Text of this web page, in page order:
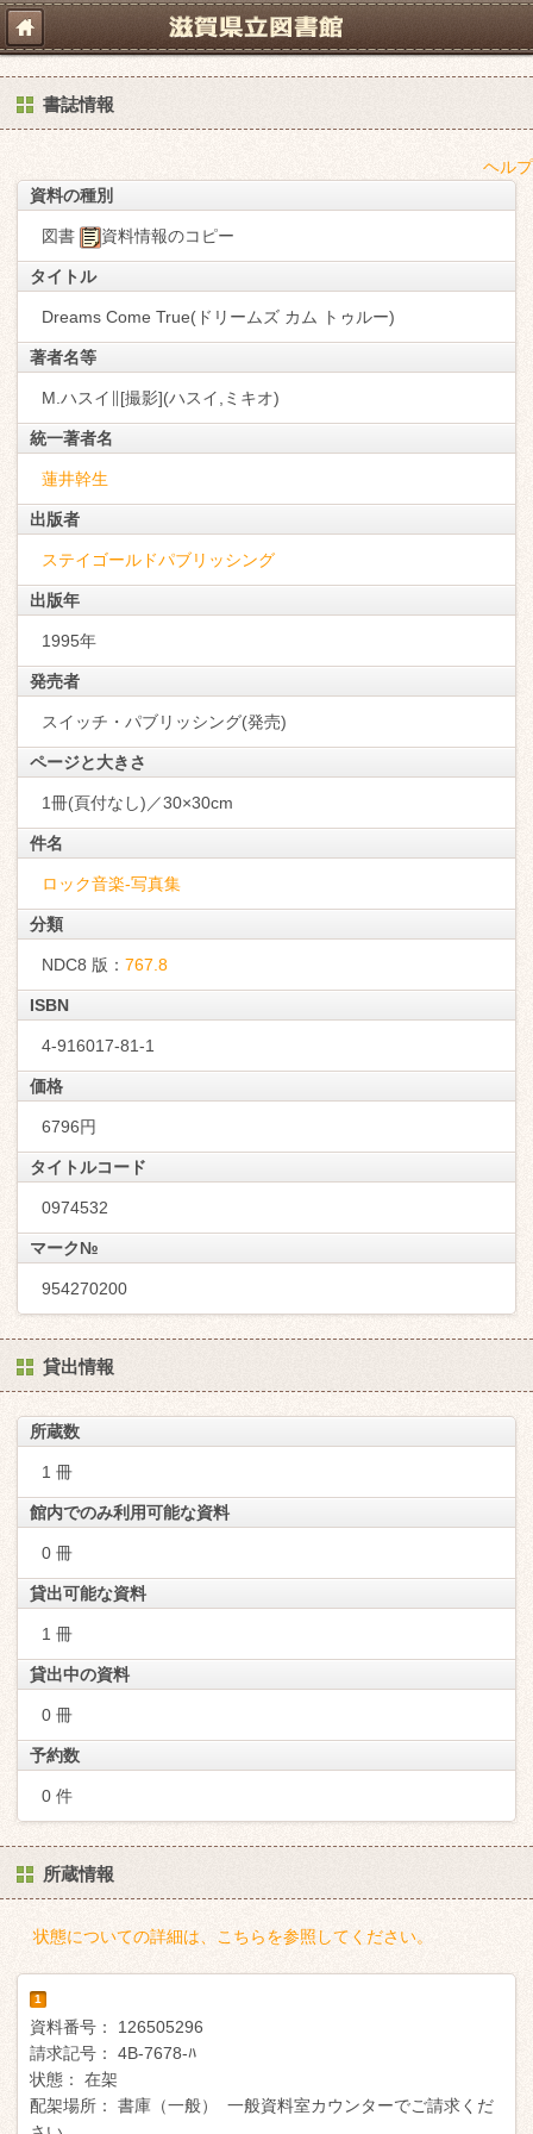
書誌情報
ヘルプ
資料の種別
図書 資料情報のコピー
タイトル
Dreams Come True(ドリームズ カム トゥルー)
著者名等
M.ハスイ∥[撮影](ハスイ,ミキオ)
統一著者名
蓮井幹生
出版者
ステイゴールドパブリッシング
出版年
1995年
発売者
スイッチ・パブリッシング(発売)
ページと大きさ
1冊(頁付なし)／30×30cm
件名
ロック音楽-写真集
分類
NDC8 版： 767.8
ISBN
4-916017-81-1
価格
6796円
タイトルコード
0974532
マーク№
954270200
貸出情報
所蔵数
1 冊
館内でのみ利用可能な資料
0 冊
貸出可能な資料
1 冊
貸出中の資料
0 冊
予約数
0 件
所蔵情報
状態についての詳細は、こちらを参照してください。
1
資料番号：
126505296
請求記号：
4B-7678-ﾊ
状態：
在架
配架場所：
書庫（一般） 一般資料室カウンターでご請求くだ